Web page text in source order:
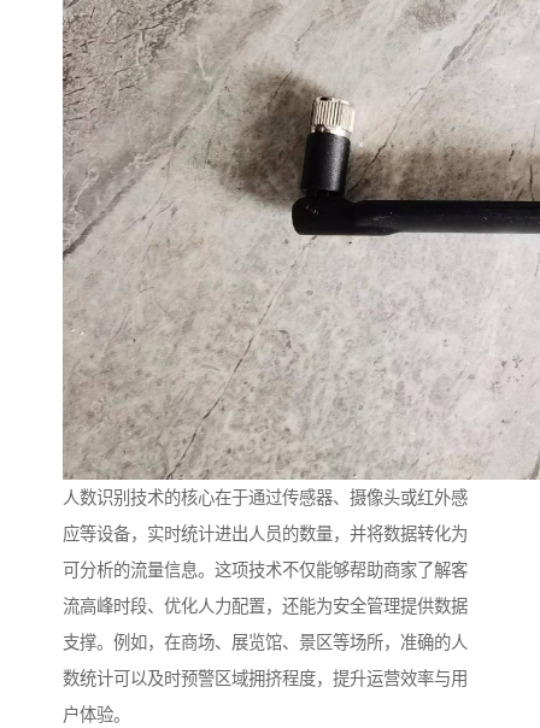
人数识别技术的核心在于通过传感器、摄像头或红外感
应等设备，实时统计进出人员的数量，并将数据转化为
可分析的流量信息。这项技术不仅能够帮助商家了解客
流高峰时段、优化人力配置，还能为安全管理提供数据
支撑。例如，在商场、展览馆、景区等场所，准确的人
数统计可以及时预警区域拥挤程度，提升运营效率与用
户体验。